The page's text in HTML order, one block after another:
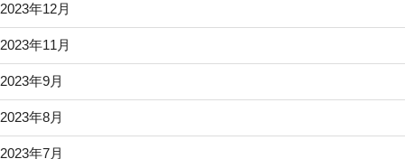
2023年12月
2023年11月
2023年9月
2023年8月
2023年7月